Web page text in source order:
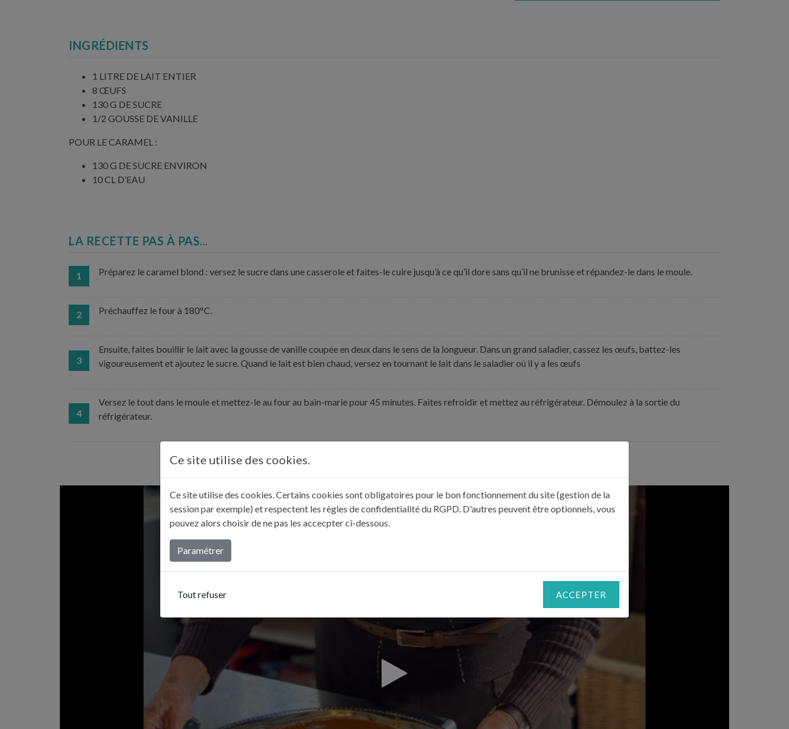
INGRÉDIENTS
1 LITRE DE LAIT ENTIER
8 ŒUFS
130 G DE SUCRE
1/2 GOUSSE DE VANILLE
POUR LE CARAMEL :
130 G DE SUCRE ENVIRON
10 CL D’EAU
LA RECETTE PAS À PAS...
1 Préparez le caramel blond : versez le sucre dans une casserole et faites-le cuire jusqu’à ce qu’il dore sans qu’il ne brunisse et répandez-le dans le moule.
2 Préchauffez le four à 180°C.
3
Ensuite, faites bouillir le lait avec la gousse de vanille coupée en deux dans le sens de la longueur. Dans un grand saladier, cassez les œufs, battez-les
vigoureusement et ajoutez le sucre. Quand le lait est bien chaud, versez en tournant le lait dans le saladier où il y a les œufs
4
Versez le tout dans le moule et mettez-le au four au bain-marie pour 45 minutes. Faites refroidir et mettez au réfrigérateur. Démoulez à la sortie du
réfrigérateur.
Ce site utilise des cookies.
Ce site utilise des cookies. Certains cookies sont obligatoires pour le bon fonctionnement du site (gestion de la
session par exemple) et respectent les règles de confidentialité du RGPD. D'autres peuvent être optionnels, vous
pouvez alors choisir de ne pas les accecpter ci-dessous.
Paramétrer
Tout refuser ACCEPTER